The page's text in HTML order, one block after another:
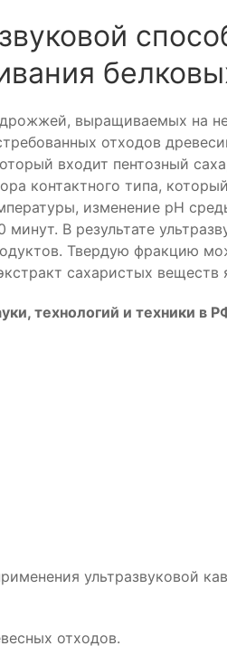
выращиваемых на
отходов
входит пентозный
контактного типа,
изменение рН
В результате
Твердую фракцию
сахаристых
технологий и техники в
ультразвуковой
отходов.